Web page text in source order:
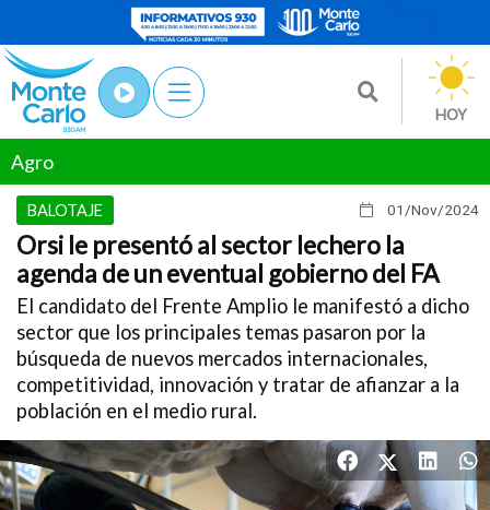
HOY
Agro
01/Nov/2024
BALOTAJE
Orsi le presentó al sector lechero la
agenda de un eventual gobierno del FA
El candidato del Frente Amplio le manifestó a dicho
sector que los principales temas pasaron por la
búsqueda de nuevos mercados internacionales,
competitividad, innovación y tratar de afianzar a la
población en el medio rural.